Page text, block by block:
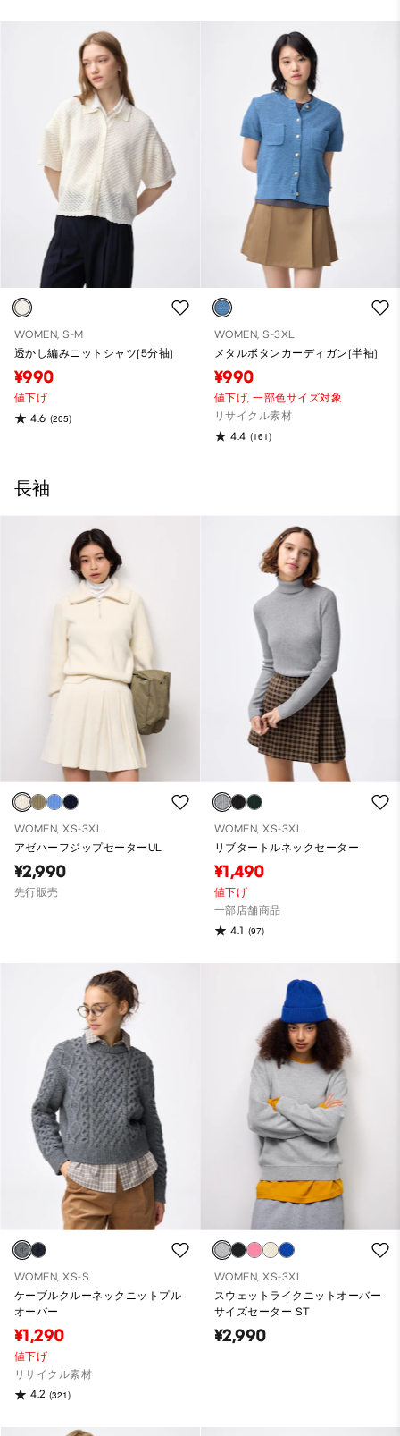
WOMEN, S-M
透かし編みニットシャツ(5分袖)
¥990
値下げ
4.6 (205)
WOMEN, S-3XL
メタルボタンカーディガン(半袖)
¥990
値下げ,一部色サイズ対象
リサイクル素材
4.4 (161)
長袖
WOMEN, XS-3XL
アゼハーフジップセーターUL
¥2,990
先行販売
WOMEN, XS-3XL
リブタートルネックセーター
¥1,490
値下げ
一部店舗商品
4.1 (97)
WOMEN, XS-S
ケーブルクルーネックニットプル
オーバー
¥1,290
値下げ
リサイクル素材
4.2 (321)
WOMEN, XS-3XL
スウェットライクニットオーバー
サイズセーター ST
¥2,990